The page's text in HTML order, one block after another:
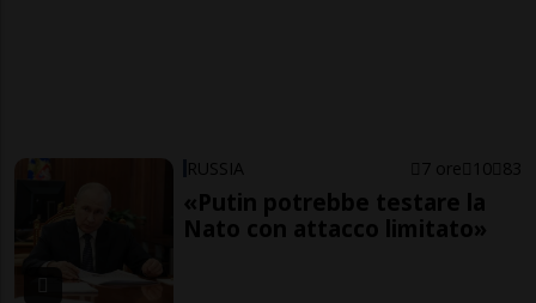
RUSSIA 7 ore 10 83
«Putin potrebbe testare la
Nato con attacco limitato»